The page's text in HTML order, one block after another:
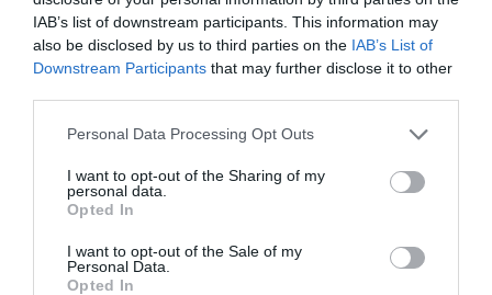
IAB’s list of downstream participants. This information may
also be disclosed by us to third parties on the IAB’s List of
Downstream Participants that may further disclose it to other
Please note that this website/app uses one or more Google
not limited to your visit or usage behaviour. You may click to
grant or deny consent to Google and its third-party tags to
use your data for below specified purposes in below Google
consent section.
Personal Data Processing Opt Outs
I want to opt-out of the Sharing of my
personal data.
Opted In
I want to opt-out of the Sale of my
Personal Data.
Opted In
Ο Παναθηναϊκός Αθλητικός Όμιλος ανακοινώνει την
έναρξη της συνεργασίας του με τη Lalia Storti για το τμήμα
ποδοσφαίρου γυναικών.
06.08.2026 ΠΟΔΟΣΦΑΙΡΟ ΓΥΝΑΙΚΩΝ